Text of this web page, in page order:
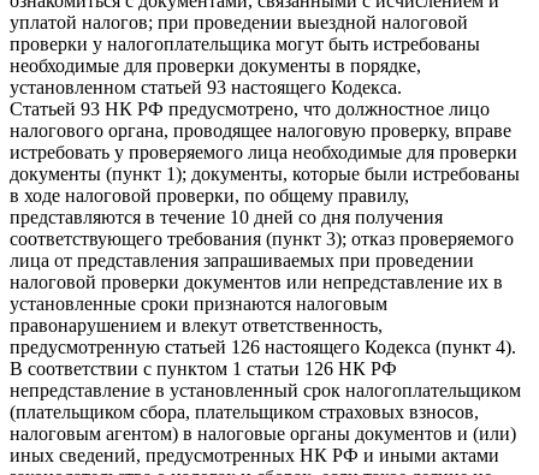
уплатой налогов; при проведении выездной налоговой
проверки у налогоплательщика могут быть истребованы
необходимые для проверки документы в порядке,
установленном статьей 93 настоящего Кодекса.
Статьей 93 НК РФ предусмотрено, что должностное лицо
налогового органа, проводящее налоговую проверку, вправе
истребовать у проверяемого лица необходимые для проверки
документы (пункт 1); документы, которые были истребованы
в ходе налоговой проверки, по общему правилу,
представляются в течение 10 дней со дня получения
соответствующего требования (пункт 3); отказ проверяемого
лица от представления запрашиваемых при проведении
налоговой проверки документов или непредставление их в
установленные сроки признаются налоговым
правонарушением и влекут ответственность,
предусмотренную статьей 126 настоящего Кодекса (пункт 4).
В соответствии с пунктом 1 статьи 126 НК РФ
непредставление в установленный срок налогоплательщиком
(плательщиком сбора, плательщиком страховых взносов,
налоговым агентом) в налоговые органы документов и (или)
иных сведений, предусмотренных НК РФ и иными актами